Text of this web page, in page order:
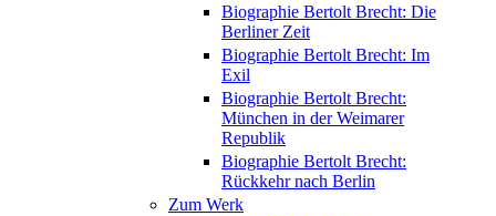
Biographie Bertolt Brecht: Die
Berliner Zeit
Biographie Bertolt Brecht: Im
Exil
Biographie Bertolt Brecht:
München in der Weimarer
Republik
Biographie Bertolt Brecht:
Rückkehr nach Berlin
Zum Werk